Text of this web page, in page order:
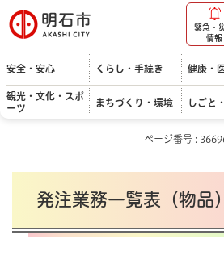
明石市
緊急・
情報
安全・安心 くらし・手続き 健康・
観光・文化・スポ
ーツ
まちづくり・環境 しごと
ページ番号 :
発注業務一覧表（物品）